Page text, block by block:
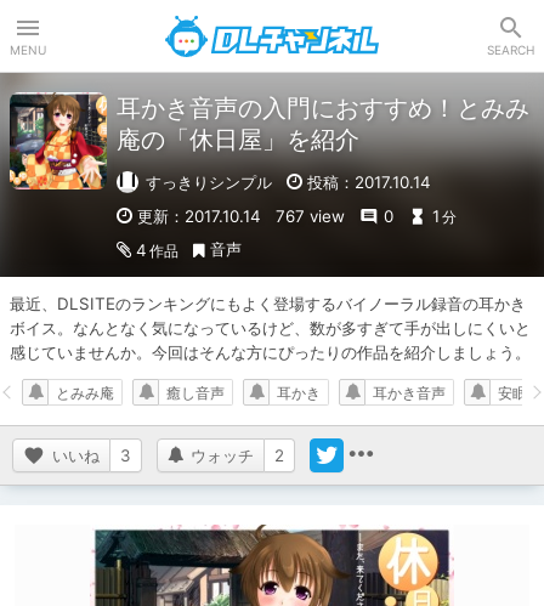
MENU SEARCH
耳かき音声の入門におすすめ！とみみ
庵の「休日屋」を紹介
すっきりシンプル
投稿：2017.10.14
更新：2017.10.14
767 view 0 1 分
4 作品 音声
最近、DLSITEのランキングにもよく登場するバイノーラル録音の耳かき
ボイス。なんとなく気になっているけど、数が多すぎて手が出しにくいと
感じていませんか。今回はそんな方にぴったりの作品を紹介しましょう。
いいね 3 ウォッチ 2
とみみ庵 癒し音声 耳かき 耳かき音声 安眠